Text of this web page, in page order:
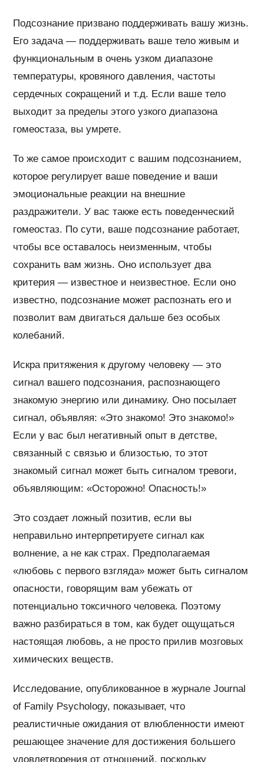
Подсознание призвано поддерживать вашу жизнь.
Его задача — поддерживать ваше тело живым и
функциональным в очень узком диапазоне
температуры, кровяного давления, частоты
сердечных сокращений и т.д. Если ваше тело
выходит за пределы этого узкого диапазона
гомеостаза, вы умрете.
То же самое происходит с вашим подсознанием,
которое регулирует ваше поведение и ваши
эмоциональные реакции на внешние
раздражители. У вас также есть поведенческий
гомеостаз. По сути, ваше подсознание работает,
чтобы все оставалось неизменным, чтобы
сохранить вам жизнь. Оно использует два
критерия — известное и неизвестное. Если оно
известно, подсознание может распознать его и
позволит вам двигаться дальше без особых
колебаний.
Искра притяжения к другому человеку — это
сигнал вашего подсознания, распознающего
знакомую энергию или динамику. Оно посылает
сигнал, объявляя: «Это знакомо! Это знакомо!»
Если у вас был негативный опыт в детстве,
связанный с связью и близостью, то этот
знакомый сигнал может быть сигналом тревоги,
объявляющим: «Осторожно! Опасность!»
Это создает ложный позитив, если вы
неправильно интерпретируете сигнал как
волнение, а не как страх. Предполагаемая
«любовь с первого взгляда» может быть сигналом
опасности, говорящим вам убежать от
потенциально токсичного человека. Поэтому
важно разбираться в том, как будет ощущаться
настоящая любовь, а не просто прилив мозговых
химических веществ.
Исследование, опубликованное в журнале Journal
of Family Psychology, показывает, что
реалистичные ожидания от влюбленности имеют
решающее значение для достижения большего
удовлетворения от отношений, поскольку